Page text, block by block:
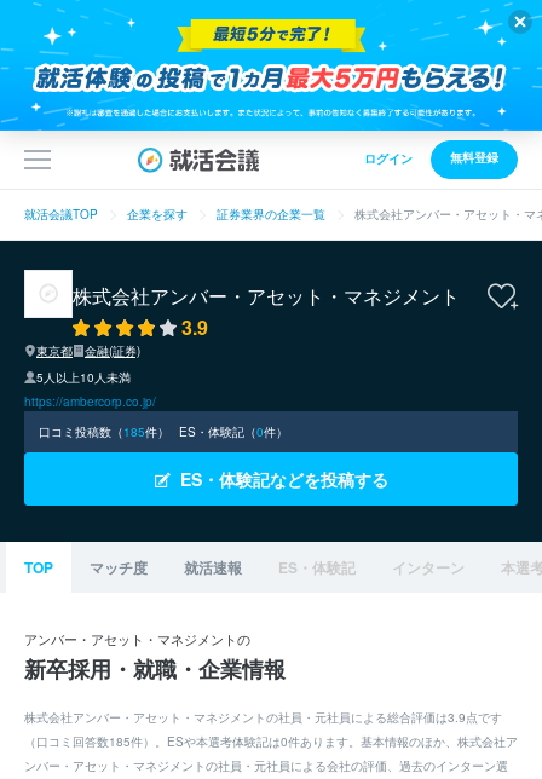
ログイン 無料登録
就活会議TOP 企業を探す 証券業界の企業一覧 株式会社アンバー・アセット・
株式会社アンバー・アセット・マネジメント
3.9
東京都
金融(証券)
5人以上10人未満
https://ambercorp.co.jp/
口コミ投稿数（185件） ES・体験記（0件）
ES・体験記などを投稿する
TOP マッチ度 就活速報 ES・体験記 インターン 本選
アンバー・アセット・マネジメントの
新卒採用・就職・企業情報
株式会社アンバー・アセット・マネジメントの社員・元社員による総合評価は3.9点です
（口コミ回答数185件）。ESや本選考体験記は0件あります。基本情報のほか、株式会社ア
ンバー・アセット・マネジメントの社員・元社員による会社の評価、過去のインターン選